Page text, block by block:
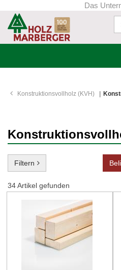
Das
Konstruktionsvollholz (KVH)
Filtern
34Artikel gefunden